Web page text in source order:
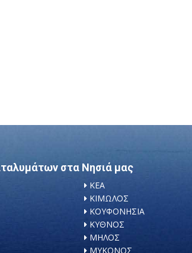
στα Νησιά μας
ΚΕΑ
ΚΙΜΩΛΟΣ
ΚΟΥΦΟΝΗΣΙΑ
ΚΥΘΝΟΣ
ΜΗΛΟΣ
ΜΥΚΟΝΟΣ